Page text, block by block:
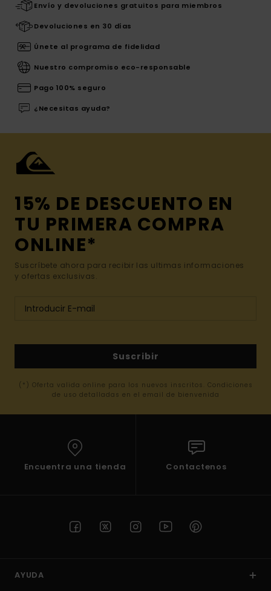
Envío y devoluciones gratuitos para miembros
Devoluciones en 30 días
Únete al programa de fidelidad
Nuestro compromiso eco-responsable
Pago 100% seguro
¿Necesitas ayuda?
15% DE DESCUENTO EN
TU PRIMERA COMPRA
ONLINE*
Suscríbete ahora para recibir las ultimas informaciones
y ofertas exclusivas.
Suscribir
(*) Oferta valida online para los nuevos inscritos. Condiciones
de uso detalladas en el email de bienvenida
Encuentra una tienda Contactenos
AYUDA